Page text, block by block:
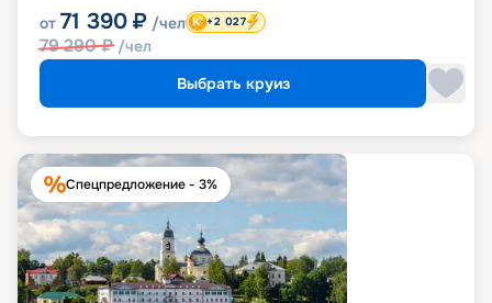
от 71 390 ₽ /чел
79 290₽ /чел
+2 027
Выбрать круиз
Спецпредложение - 3%